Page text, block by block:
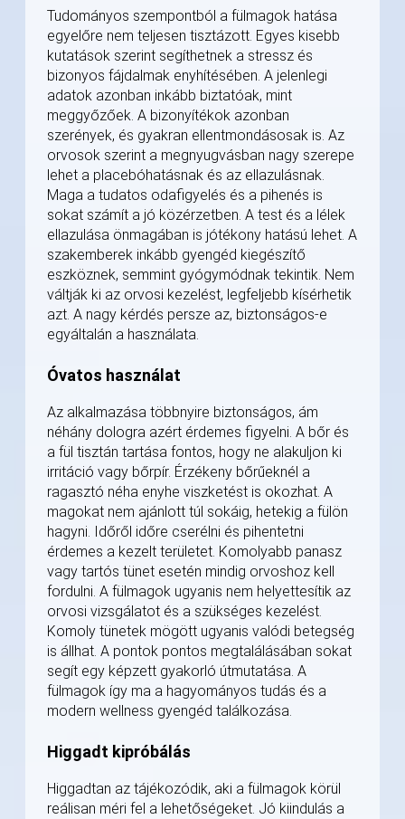
Tudományos szempontból a fülmagok hatása
egyelőre nem teljesen tisztázott. Egyes kisebb
kutatások szerint segíthetnek a stressz és
bizonyos fájdalmak enyhítésében. A jelenlegi
adatok azonban inkább biztatóak, mint
meggyőzőek. A bizonyítékok azonban
szerények, és gyakran ellentmondásosak is. Az
orvosok szerint a megnyugvásban nagy szerepe
lehet a placebóhatásnak és az ellazulásnak.
Maga a tudatos odafigyelés és a pihenés is
sokat számít a jó közérzetben. A test és a lélek
ellazulása önmagában is jótékony hatású lehet. A
szakemberek inkább gyengéd kiegészítő
eszköznek, semmint gyógymódnak tekintik. Nem
váltják ki az orvosi kezelést, legfeljebb kísérhetik
azt. A nagy kérdés persze az, biztonságos-e
egyáltalán a használata.
Óvatos használat
Az alkalmazása többnyire biztonságos, ám
néhány dologra azért érdemes figyelni. A bőr és
a fül tisztán tartása fontos, hogy ne alakuljon ki
irritáció vagy bőrpír. Érzékeny bőrűeknél a
ragasztó néha enyhe viszketést is okozhat. A
magokat nem ajánlott túl sokáig, hetekig a fülön
hagyni. Időről időre cserélni és pihentetni
érdemes a kezelt területet. Komolyabb panasz
vagy tartós tünet esetén mindig orvoshoz kell
fordulni. A fülmagok ugyanis nem helyettesítik az
orvosi vizsgálatot és a szükséges kezelést.
Komoly tünetek mögött ugyanis valódi betegség
is állhat. A pontok pontos megtalálásában sokat
segít egy képzett gyakorló útmutatása. A
fülmagok így ma a hagyományos tudás és a
modern wellness gyengéd találkozása.
Higgadt kipróbálás
Higgadtan az tájékozódik, aki a fülmagok körül
reálisan méri fel a lehetőségeket. Jó kiindulás a